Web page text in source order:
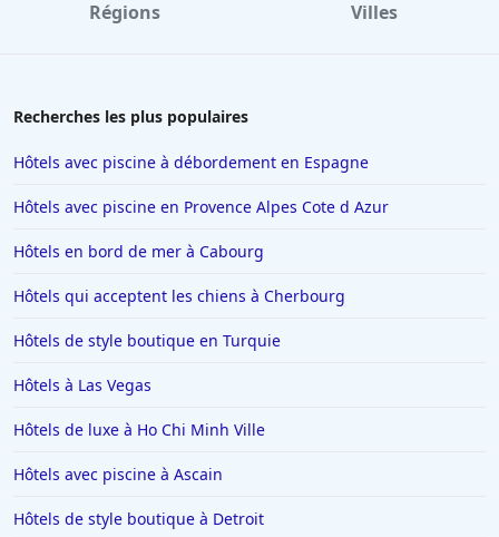
Hôtels à Tain-lʼHermitage
Hôtels à Ajaccio
Hôtels à Saint-Affrique
Hôtels au Québec
Hôtels à Carcassonne
Hôtels aux Saintes-Maries-de-la-Mer
Hôtels à Bouc-Bel-Air
Hôtels à Mortagne-au-Perche
Régions Villes
Recherches les plus populaires
Hôtels avec piscine à débordement en Espagne
Hôtels avec piscine en Provence Alpes Cote d Azur
Hôtels en bord de mer à Cabourg
Hôtels qui acceptent les chiens à Cherbourg
Hôtels de style boutique en Turquie
Hôtels à Las Vegas
Hôtels de luxe à Ho Chi Minh Ville
Hôtels avec piscine à Ascain
Hôtels de style boutique à Detroit